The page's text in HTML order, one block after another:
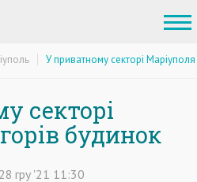
У приватному секторі
секторі
будинок
28 гру '21 11:30